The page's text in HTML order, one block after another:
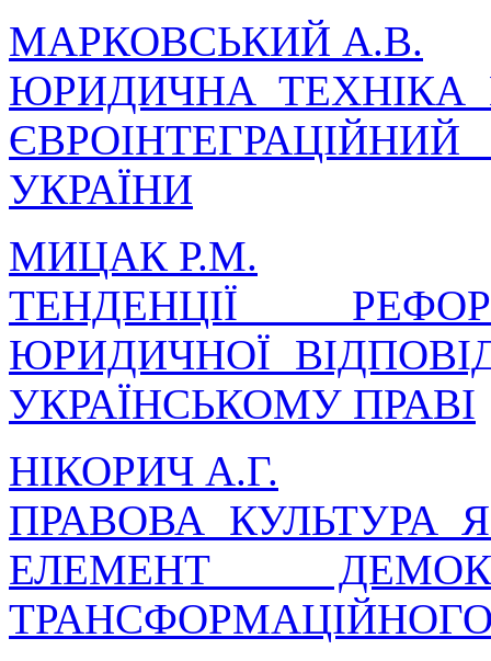
МАРКОВСЬКИЙ А.В.
ЮРИДИЧНА ТЕХНІКА
УКРАЇНИ
МИЦАК Р.М.
ТЕНДЕНЦІЇ
ЮРИДИЧНОЇ
УКРАЇНСЬКОМУ ПРАВІ
НІКОРИЧ А.Г.
ПРАВОВА КУЛЬТУРА
ЕЛЕМЕНТ